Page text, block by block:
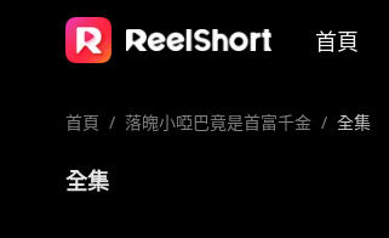
首頁
首頁 / 落魄小啞巴竟是首富千金 / 全集
全集